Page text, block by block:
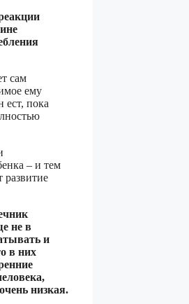
сам
ему
ест, пока
– и тем
не в
и
в них
низкая.